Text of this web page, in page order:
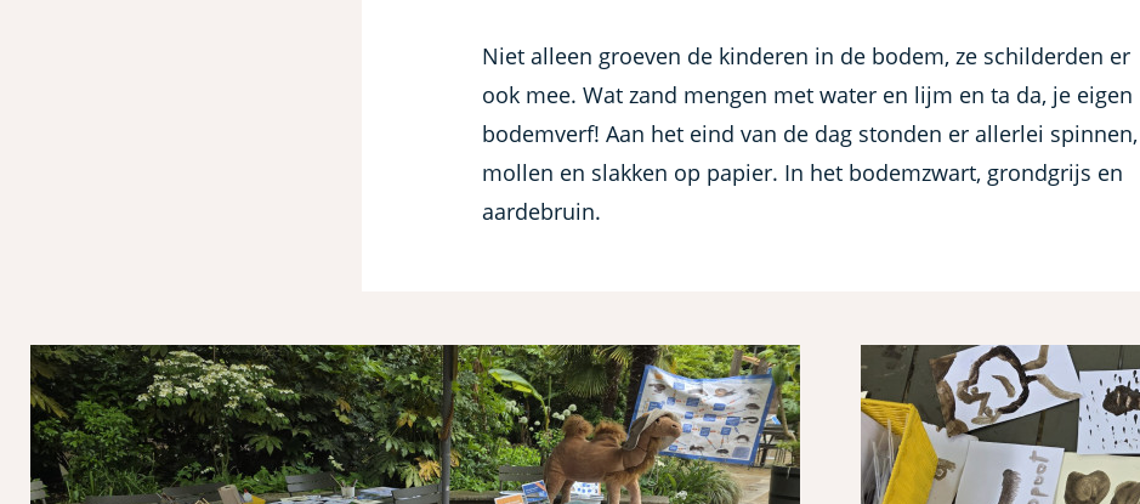
Niet alleen groeven de kinderen in de bodem, ze schilderden er
ook mee. Wat zand mengen met water en lijm en ta da, je eigen
bodemverf! Aan het eind van de dag stonden er allerlei spinnen,
mollen en slakken op papier. In het bodemzwart, grondgrijs en
aardebruin.